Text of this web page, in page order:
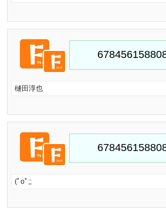
樋田淳也
(ﾟoﾟ;;